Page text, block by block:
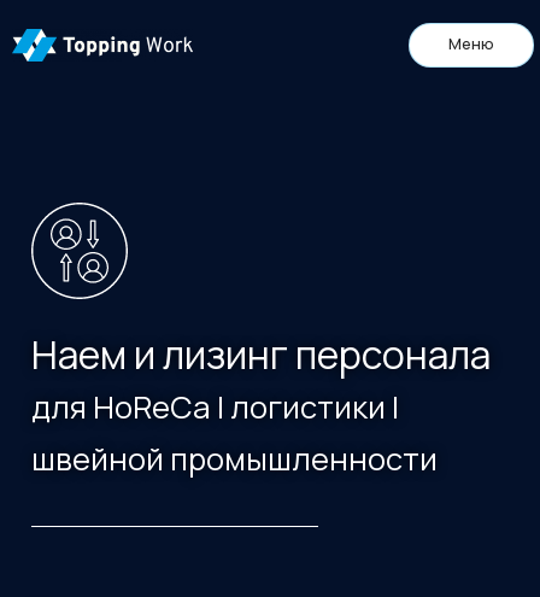
Меню
Наем и лизинг персонала
для HoReCa | логистики |
швейной промышленности